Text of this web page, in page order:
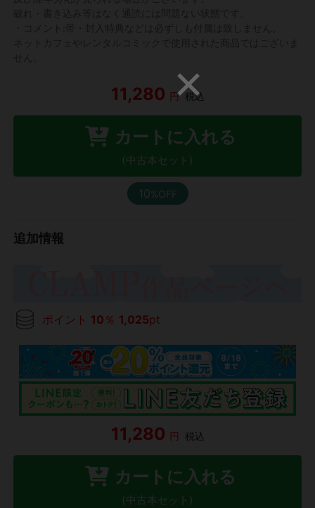
11,280 円 税込
カートに入れる
(中古本セット)
10%OFF
追加情報
ポイント 10 ％ 1,025pt
11,280 円 税込
カートに入れる
(中古本セット)